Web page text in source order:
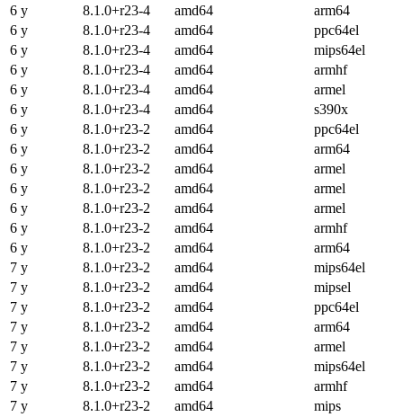
6 y
8.1.0+r23-4 amd64
arm64
6 y
8.1.0+r23-4 amd64
ppc64el
6 y
8.1.0+r23-4 amd64
mips64el
6 y
8.1.0+r23-4 amd64
armhf
6 y
8.1.0+r23-4 amd64
armel
6 y
8.1.0+r23-4 amd64
s390x
6 y
8.1.0+r23-2 amd64
ppc64el
6 y
8.1.0+r23-2 amd64
arm64
6 y
8.1.0+r23-2 amd64
armel
6 y
8.1.0+r23-2 amd64
armel
6 y
8.1.0+r23-2 amd64
armel
6 y
8.1.0+r23-2 amd64
armhf
6 y
8.1.0+r23-2 amd64
arm64
7 y
8.1.0+r23-2 amd64
mips64el
7 y
8.1.0+r23-2 amd64
mipsel
7 y
8.1.0+r23-2 amd64
ppc64el
7 y
8.1.0+r23-2 amd64
arm64
7 y
8.1.0+r23-2 amd64
armel
7 y
8.1.0+r23-2 amd64
mips64el
7 y
8.1.0+r23-2 amd64
armhf
7 y
8.1.0+r23-2 amd64
mips